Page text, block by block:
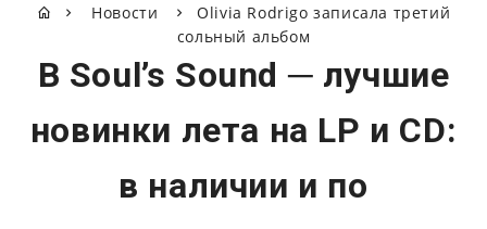
Новости
Olivia Rodrigo записала третий
сольный альбом
В Soul’s Sound ─ лучшие
новинки лета на LP и CD:
в наличии и по